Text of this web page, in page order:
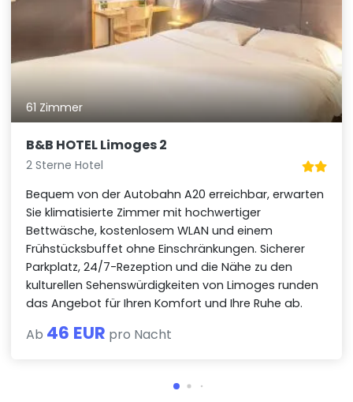
61 Zimmer
B&B HOTEL Limoges 2
2 Sterne Hotel
Bequem von der Autobahn A20 erreichbar, erwarten
Sie klimatisierte Zimmer mit hochwertiger
Bettwäsche, kostenlosem WLAN und einem
Frühstücksbuffet ohne Einschränkungen. Sicherer
Parkplatz, 24/7-Rezeption und die Nähe zu den
kulturellen Sehenswürdigkeiten von Limoges runden
das Angebot für Ihren Komfort und Ihre Ruhe ab.
Ab 46 EUR pro Nacht